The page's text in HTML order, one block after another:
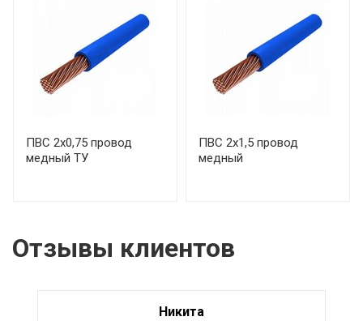
ПВС 2х0,75 провод
медный ТУ
ПВС 2х1,5 провод
медный
Отзывы клиентов
Никита